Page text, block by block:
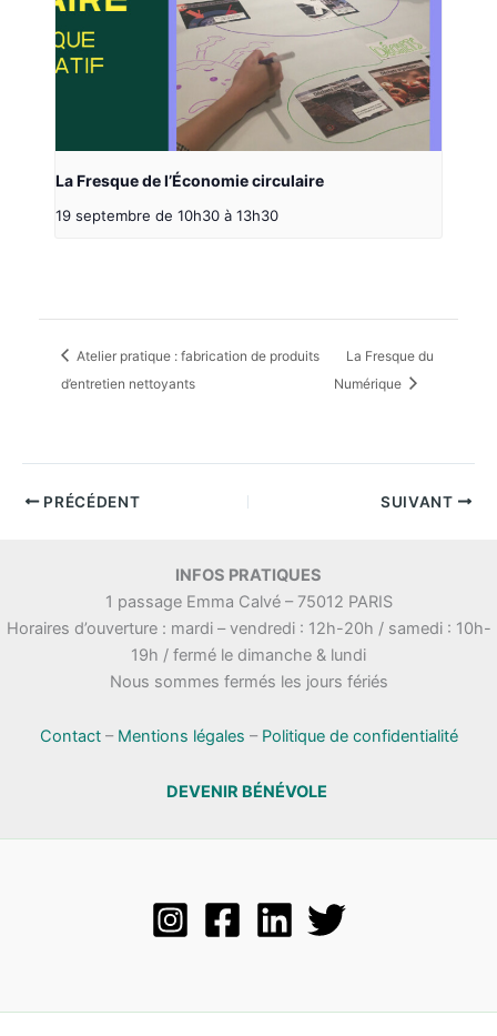
La Fresque de l’Économie circulaire
19 septembre de 10h30 à 13h30
Atelier pratique : fabrication de produits
d’entretien nettoyants
La Fresque du
Numérique
PRÉCÉDENT SUIVANT
INFOS PRATIQUES
1 passage Emma Calvé – 75012 PARIS
Horaires d’ouverture : mardi – vendredi : 12h-20h / samedi : 10h-
19h / fermé le dimanche & lundi
Nous sommes fermés les jours fériés
Contact– Mentions légales – Politique de confidentialité
DEVENIR BÉNÉVOLE